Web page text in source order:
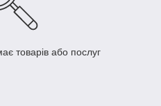
товарів або послуг